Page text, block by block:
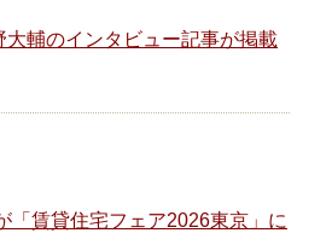
大輔のインタビュー記事が掲載
「賃貸住宅フェア2026東京」に